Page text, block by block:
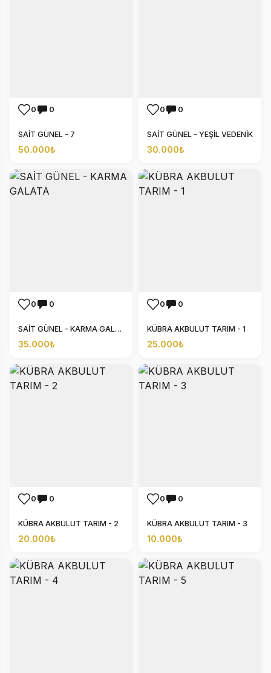
0 0
SAİT GÜNEL - 7
50.000₺
0 0
SAİT GÜNEL - YEŞİL VEDENİK
30.000₺
0 0
SAİT GÜNEL - KARMA GALATA
35.000₺
0 0
KÜBRA AKBULUT TARIM - 1
25.000₺
0 0
KÜBRA AKBULUT TARIM - 2
20.000₺
0 0
KÜBRA AKBULUT TARIM - 3
10.000₺